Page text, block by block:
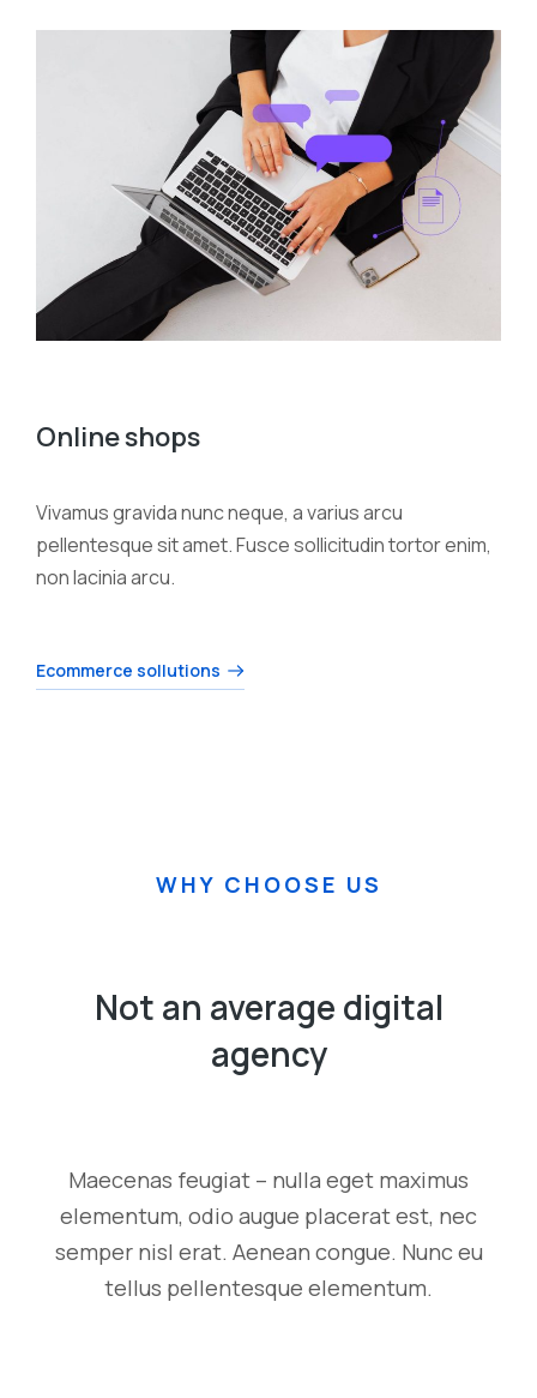
Online shops
Vivamus gravida nunc neque, a varius arcu
pellentesque sit amet. Fusce sollicitudin tortor enim,
non lacinia arcu.
Ecommerce sollutions
WHY CHOOSE US
Not an average digital
agency
Maecenas feugiat – nulla eget maximus
elementum, odio augue placerat est, nec
semper nisl erat. Aenean congue. Nunc eu
tellus pellentesque elementum.